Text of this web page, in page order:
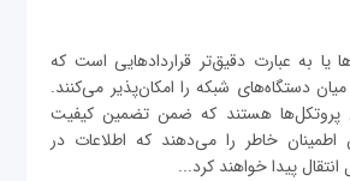
یا به عبارت دقیق‌تر قراردادهایی است که
میان دستگاه‌های شبکه را امکان‌پذیر می‌کنند.
پروتکل‌ها هستند که ضمن تضمین کیفیت
اطمینان خاطر را می‌دهند که اطلاعات در
پیدا خواهند کرد...